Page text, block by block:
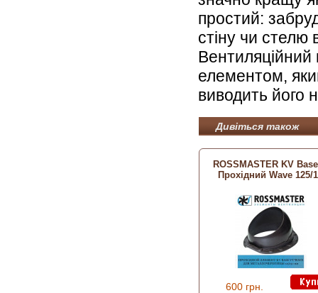
простий:
стіну чи стелю
Вентиляційний
елементом,
виводить його
Дивіться також
ROSSMASTER KV
Прохідний Wave 125/
600 грн.